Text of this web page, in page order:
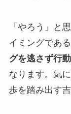
「やろう」と
イミングであ
グを逃さず行
なります。気
歩を踏み出す